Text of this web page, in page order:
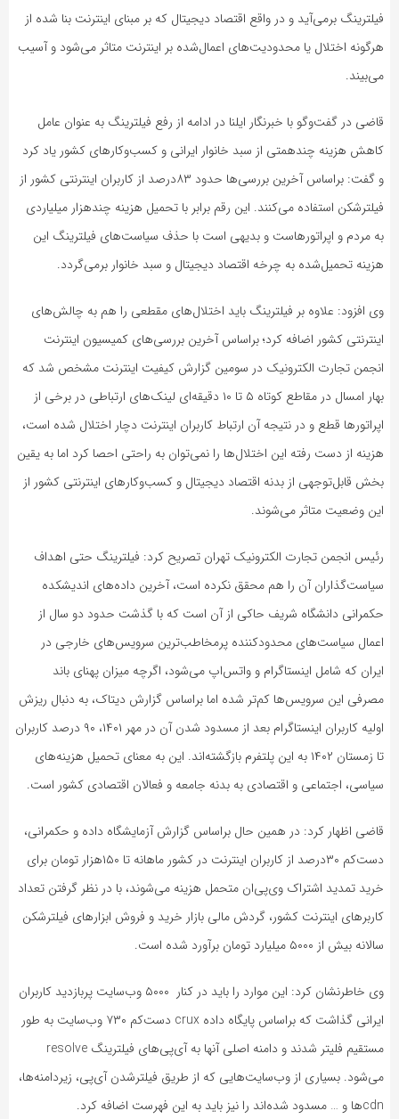
فیلترینگ برمی‌آید و در واقع اقتصاد دیجیتال که بر مبنای اینترنت بنا شده از
هرگونه اختلال یا محدودیت‌های اعمال‌شده بر اینترنت متاثر می‌شود و آسیب
می‌بیند.
قاضی در گفت‌وگو با خبرنگار ایلنا در ادامه از رفع فیلترینگ به عنوان عامل
کاهش هزینه‌ چندهمتی از سبد خانوار ایرانی و کسب‌وکارهای کشور یاد کرد
و گفت: براساس آخرین بررسی‌ها حدود ۸۳درصد از کاربران اینترنتی کشور از
فیلترشکن استفاده می‌کنند. این رقم برابر با تحمیل هزینه‌ چندهزار میلیاردی
به مردم و اپراتورهاست و بدیهی‌ است با حذف سیاست‌های فیلترینگ این
هزینه‌ تحمیل‌شده به چرخه‌ اقتصاد دیجیتال و سبد خانوار برمی‌گردد.
وی افزود: علاوه بر فیلترینگ باید اختلال‌های مقطعی را هم به چالش‌های
اینترنتی کشور اضافه کرد؛ براساس آخرین بررسی‌های کمیسیون اینترنت
انجمن تجارت الکترونیک در سومین گزارش کیفیت اینترنت مشخص شد که
بهار امسال در مقاطع کوتاه ۵ تا ۱۰ دقیقه‌ای لینک‌های ارتباطی در برخی از
اپراتورها قطع و در نتیجه آن ارتباط کاربران اینترنت دچار اختلال شده است،
هزینه‌ از دست رفته‌ این اختلال‌ها را نمی‌توان به راحتی احصا کرد اما به یقین
بخش قابل‌توجهی از بدنه‌ اقتصاد دیجیتال و کسب‌وکارهای اینترنتی کشور از
این وضعیت متاثر می‌شوند.
رئیس انجمن تجارت الکترونیک تهران تصریح کرد: فیلترینگ حتی اهداف
سیاست‌گذاران آن را هم محقق نکرده است، آخرین داده‌های اندیشکده
حکمرانی دانشگاه شریف حاکی از آن است که با گذشت حدود دو سال از
اعمال سیاست‌های محدودکننده‌ پرمخاطب‌ترین سرویس‌های خارجی در
ایران که شامل اینستاگرام و واتس‌اپ می‌شود، اگرچه میزان پهنای باند
مصرفی این سرویس‌ها کم‌تر شده اما براساس گزارش دیتاک، به دنبال ریزش
اولیه‌ کاربران اینستاگرام بعد از مسدود شدن آن در مهر ۱۴۰۱، ۹۰ درصد کاربران
تا زمستان ۱۴۰۲ به این پلتفرم بازگشته‌اند. این به معنای تحمیل هزینه‌های
سیاسی، اجتماعی و اقتصادی به بدنه‌ جامعه و فعالان اقتصادی کشور است.
قاضی اظهار کرد: در همین حال براساس گزارش آزمایشگاه داده و حکمرانی،
دست‌کم ۳۰درصد از کاربران اینترنت در کشور ماهانه تا ۱۵۰هزار تومان برای
خرید تمدید اشتراک وی‌پی‌ان متحمل هزینه می‌شوند، با در نظر گرفتن تعداد
کاربرهای اینترنت کشور، گردش مالی بازار خرید و فروش ابزارهای فیلترشکن‌
سالانه بیش از ۵۰۰۰ میلیارد تومان برآورد شده است.
وی خاطرنشان کرد: این موارد را باید در کنار ۵۰۰۰ وب‌سایت پربازدید کاربران
ایرانی گذاشت که براساس پایگاه داده crux دست‌کم ۷۳۰ وب‌سایت به طور
مستقیم فلیتر شدند و دامنه اصلی آنها به آی‌پی‌های فیلترینگ resolve
می‌شود. بسیاری از وب‌سایت‌هایی که از طریق فیلترشدن آی‌پی، زیردامنه‌ها،
cdnها و … مسدود شده‌اند را نیز باید به این فهرست اضافه کرد.